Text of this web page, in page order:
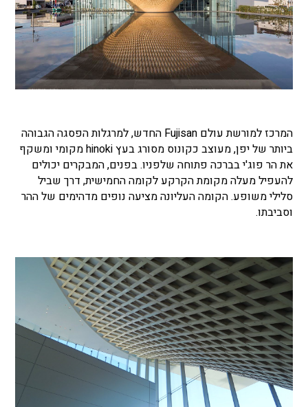
המרכז למורשת עולם Fujisan החדש, למרגלות הפסגה הגבוהה
ביותר של יפן, מעוצב כקונוס מסורג בעץ hinoki מקומי ומשקף
את הר פוג'י בברכה פתוחה שלפניו. בפנים, המבקרים יכולים
להעפיל מעלה מקומת הקרקע לקומה החמישית, דרך שביל
סלילי משופע. הקומה העליונה מציעה נופים מדהימים של ההר
וסביבתו.